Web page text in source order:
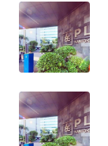
RIAU
WN
SERAMBI
WN
JAMBI